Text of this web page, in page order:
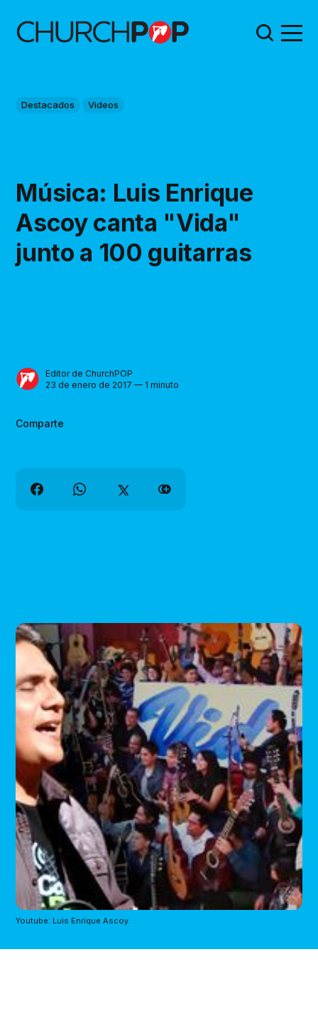
Destacados Videos
Música: Luis Enrique
Ascoy canta "Vida"
junto a 100 guitarras
Editor de ChurchPOP
23 de enero de 2017 — 1 minuto
Comparte
Youtube: Luis Enrique Ascoy.